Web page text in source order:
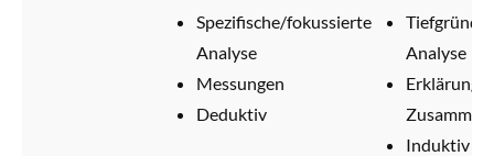
Spezifische/fokussierte
Analyse
Messungen
Deduktiv
Analyse
Erklärung
Induktiv